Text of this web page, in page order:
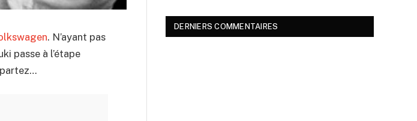
. N’ayant pas
passe à l’étape
DERNIERS COMMENTAIRES